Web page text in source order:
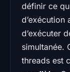
définir ce
d’exécution
d’exécuter
simultanée.
threads est